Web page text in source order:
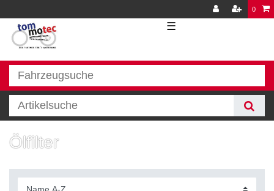
0
☰
Ölfilter